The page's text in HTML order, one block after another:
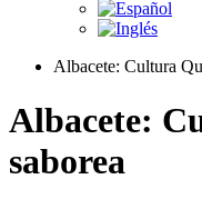
Albacete: Cultura
Albacete:
saborea